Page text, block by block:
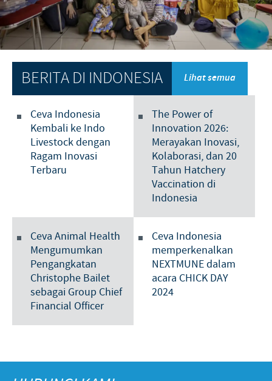
Nilai-nilai kami
Penelitian dan Pengembangan
Produksi
Keberadaan Ceva di dunia
Hubungi Kami
Babi
Sapi
Informasi lain
Disease Surveillance
Berita Kegiatan
PERAN & TANGGUNG JAWAB
Fokus pada peranan
Kontribusi
Program pendukung
KARIR
Lowongan Pekerjaan
Proses perekrutan kami
Pengembangan Diri
BERITA DI INDONESIA Lihat semua
Ceva Indonesia
Kembali ke Indo
Livestock dengan
Ragam Inovasi
Terbaru
The Power of
Innovation 2026:
Merayakan Inovasi,
Kolaborasi, dan 20
Tahun Hatchery
Vaccination di
Indonesia
Ceva Animal Health
Mengumumkan
Pengangkatan
Christophe Bailet
sebagai Group Chief
Financial Officer
Ceva Indonesia
memperkenalkan
NEXTMUNE dalam
acara CHICK DAY
2024